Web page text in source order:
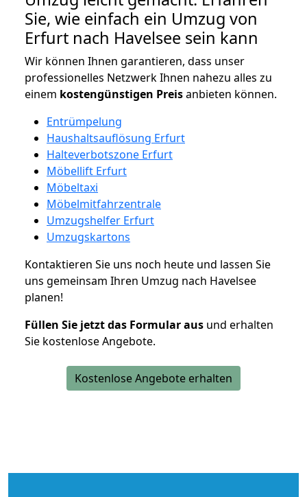
Sie, wie einfach ein Umzug von
Erfurt nach Havelsee sein kann
Wir können Ihnen garantieren, dass unser
professionelles Netzwerk Ihnen nahezu alles zu
einem kostengünstigen Preisanbieten können.
Entrümpelung
Haushaltsauflösung Erfurt
Halteverbotszone Erfurt
Möbellift Erfurt
Möbeltaxi
Möbelmitfahrzentrale
Umzugshelfer Erfurt
Umzugskartons
Kontaktieren Sie uns noch heute und lassen Sie
uns gemeinsam Ihren Umzug nach Havelsee
planen!
Füllen Sie jetzt das Formular aus und erhalten
Sie kostenlose Angebote.
Kostenlose Angebote erhalten